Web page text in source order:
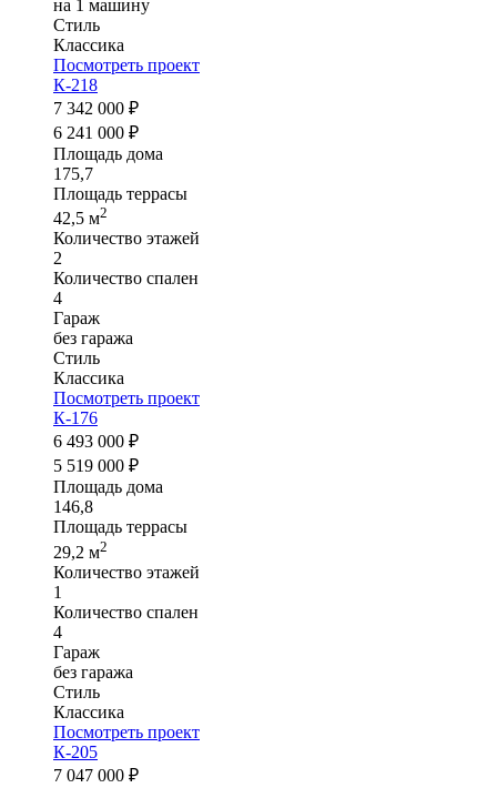
на 1 машину
Стиль
Классика
Посмотреть проект
К-218
7 342 000 ₽
6 241 000 ₽
Площадь дома
175,7
Площадь террасы
42,5 м2
Количество этажей
2
Количество спален
4
Гараж
без гаража
Стиль
Классика
Посмотреть проект
К-176
6 493 000 ₽
5 519 000 ₽
Площадь дома
146,8
Площадь террасы
29,2 м2
Количество этажей
1
Количество спален
4
Гараж
без гаража
Стиль
Классика
Посмотреть проект
К-205
7 047 000 ₽